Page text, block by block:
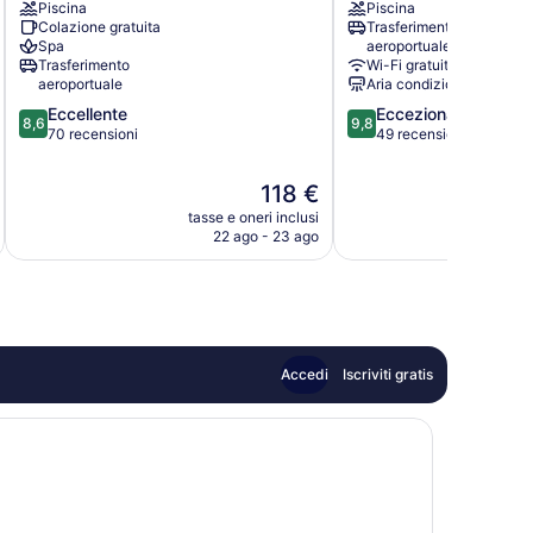
Piscina
Colazione gratuita
Spa
Trasferimento
aeroportuale
8.6
su
8,6 Eccellente
70 recensioni
Il
prezzo
attuale
118 €
tasse e oneri inclusi
22 ago - 23 ago
Santorini
Piscina
Trasferimento
aeroportuale
Wi-Fi gratuito
Aria condizionata
9.8
su
9,8 Eccezionale
49 recensioni
Accedi Iscriviti gratis